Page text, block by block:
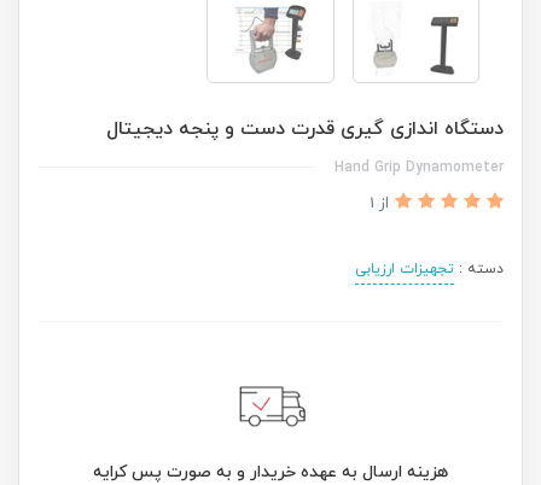
دستگاه اندازی گیری قدرت دست و پنجه دیجیتال
Hand Grip Dynamometer
از 1
دسته : تجهیزات ارزیابی
هزینه ارسال به عهده خریدار و به صورت پس کرایه